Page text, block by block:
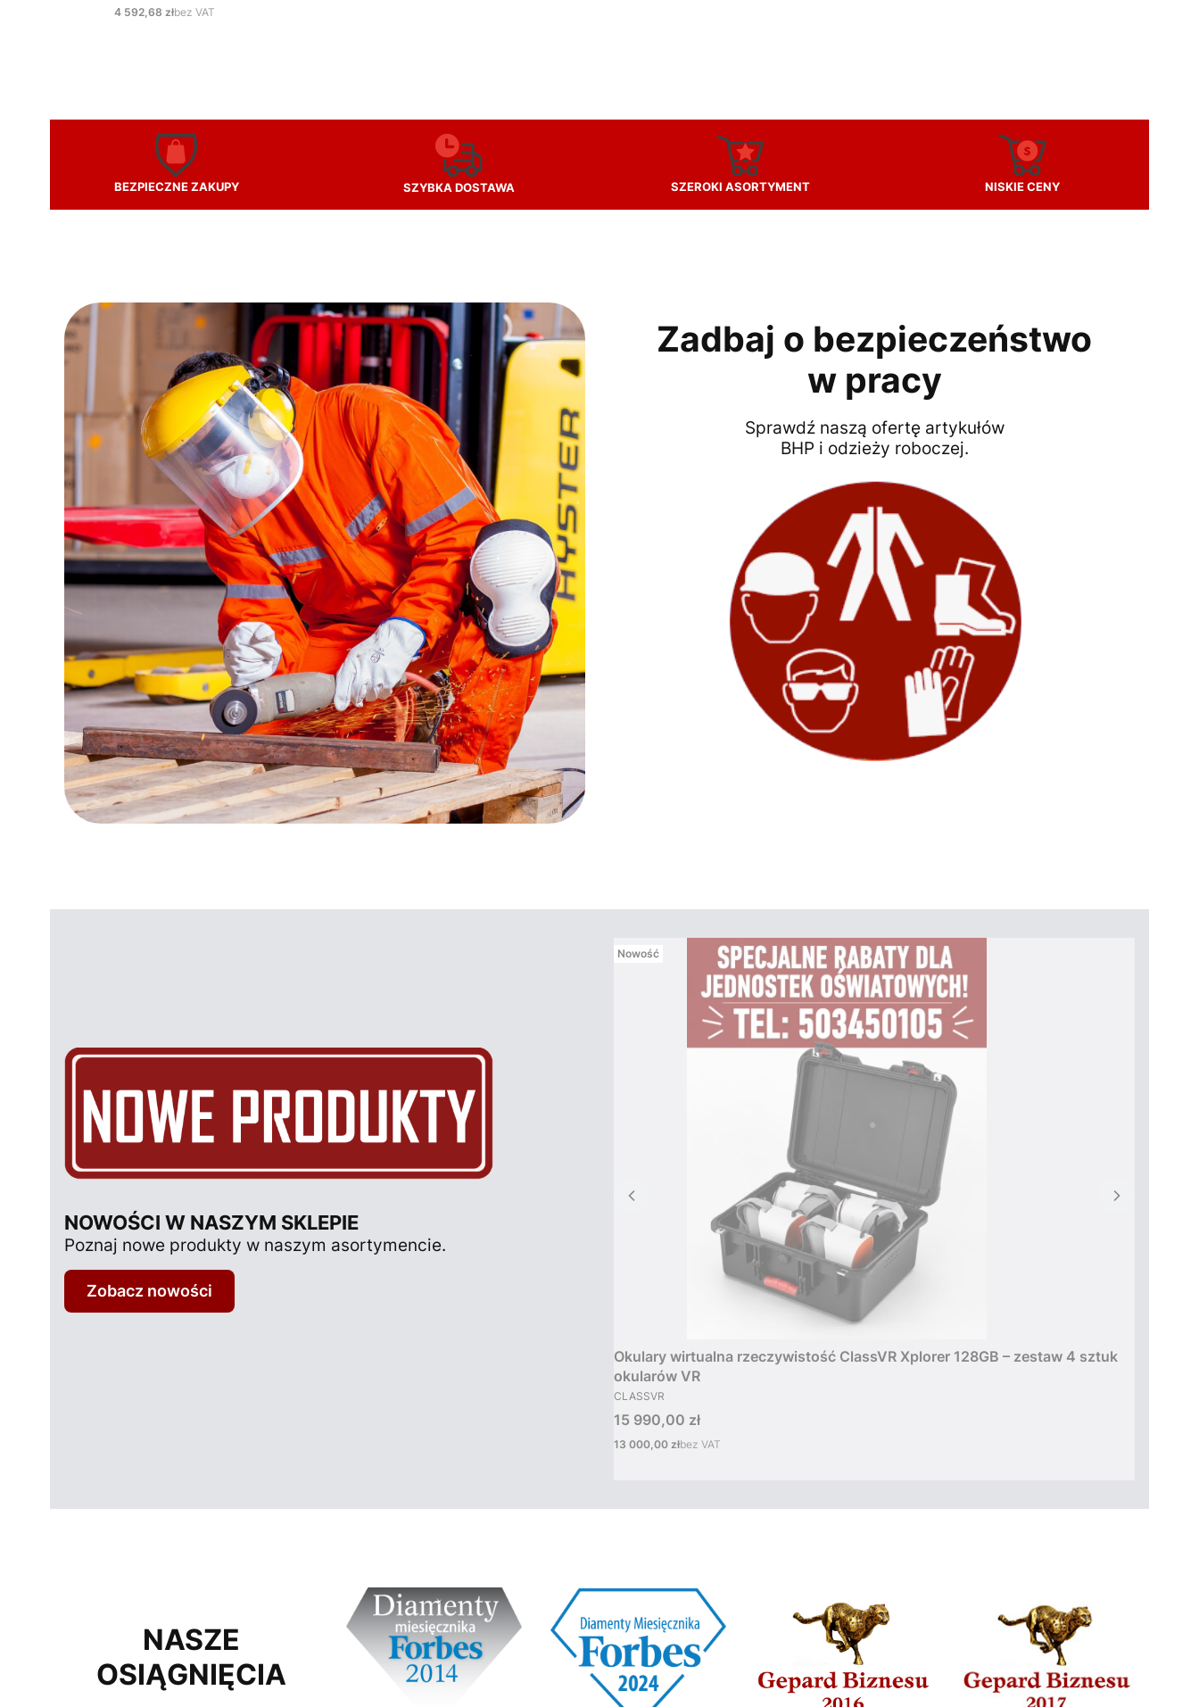
Cena
4 592,68 złbez VAT
BEZPIECZNE ZAKUPY SZYBKA DOSTAWA SZEROKI ASORTYMENT NISKIE CENY
Zadbaj o bezpieczeństwo
w pracy
Sprawdź naszą ofertę artykułów
BHP i odzieży roboczej.
NOWOŚCI W NASZYM SKLEPIE
Poznaj nowe produkty w naszym asortymencie.
Zobacz nowości
Nowość
Okulary wirtualna rzeczywistość ClassVR Xplorer 128GB – zestaw 4 sztuk
okularów VR
PRODUCENT
CLASSVR
Cena
15 990,00 zł
Cena
13 000,00 złbez VAT
NASZE
OSIĄGNIĘCIA